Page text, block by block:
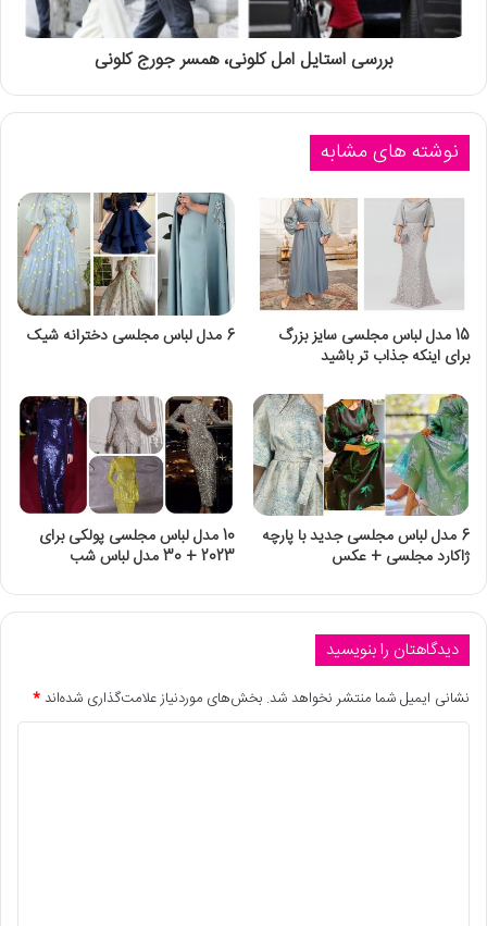
بررسی استایل امل کلونی، همسر جورج کلونی
نوشته های مشابه
15 مدل لباس مجلسی سایز بزرگ
برای اینکه جذاب تر باشید
6 مدل لباس مجلسی دخترانه شیک
6 مدل لباس مجلسی جدید با پارچه
ژاکارد مجلسی + عکس
10 مدل لباس مجلسی پولکی برای
2023 + 30 مدل لباس شب
دیدگاهتان را بنویسید
نشانی ایمیل شما منتشر نخواهد شد. بخش‌های موردنیاز علامت‌گذاری شده‌اند*